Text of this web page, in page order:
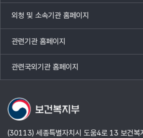
열기
외청 및 소속기관 홈페이지
목록
열기
관련기관 홈페이지
목록
열기
관련국외기관 홈페이지
목록
열기
(30113) 세종특별자치시 도움4로 13 보건복